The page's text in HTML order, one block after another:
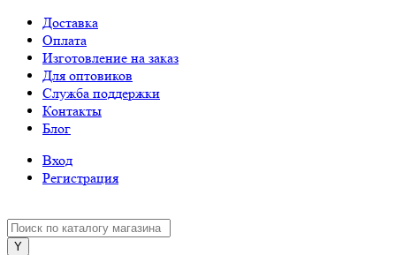
Доставка
Оплата
Изготовление на заказ
Для оптовиков
Служба поддержки
Контакты
Блог
Вход
Регистрация